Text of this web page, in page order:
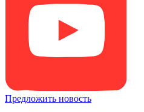
Предложить новость